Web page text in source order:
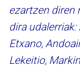
ezartzen diren
dira
Etxano,
Lekeitio,